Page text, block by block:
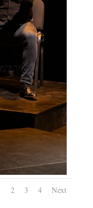
2 3 4 Next